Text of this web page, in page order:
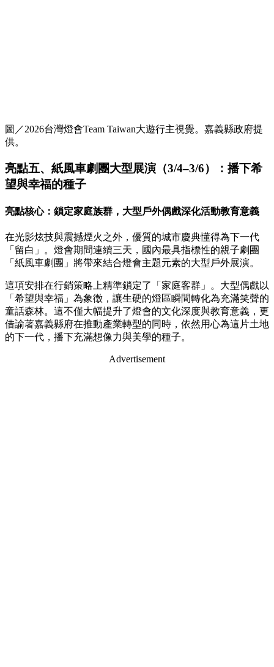
圖／2026台灣燈會Team Taiwan大遊行主視覺。嘉義縣政府提
供。
亮點五、紙風車劇團大型展演（3/4–3/6）：播下希
望與幸福的種子
亮點核心：鎖定家庭族群，大型戶外偶戲深化活動教育意義
在光影炫技與震撼煙火之外，優質的城市慶典懂得為下一代
「留白」。燈會期間連續三天，國內最具指標性的親子劇團
「紙風車劇團」將帶來結合燈會主題元素的大型戶外展演。
這項安排在行銷策略上精準鎖定了「家庭客群」。大型偶戲以
「希望與幸福」為象徵，讓生硬的燈區瞬間轉化為充滿笑聲的
童話森林。這不僅大幅提升了燈會的文化深度與教育意義，更
借諭著嘉義縣府在推動產業轉型的同時，依然用心為這片土地
的下一代，播下充滿想像力與美學的種子。
Advertisement